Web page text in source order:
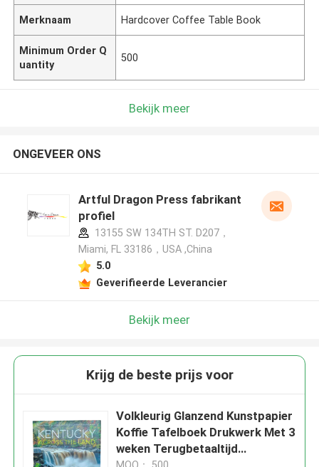
Merknaam Hardcover Coffee Table Book
Minimum Order Q
uantity
500
Bekijk meer
ONGEVEER ONS
Artful Dragon Press fabrikant
profiel
13155 SW 134TH ST. D207，
Miami, FL 33186，USA ,China
5.0
Geverifieerde Leverancier
Bekijk meer
Krijg de beste prijs voor
Volkleurig Glanzend Kunstpapier
Koffie Tafelboek Drukwerk Met 3
weken Terugbetaaltijd